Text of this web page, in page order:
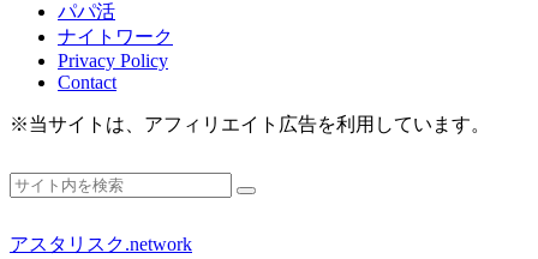
パパ活
ナイトワーク
Privacy Policy
Contact
※当サイトは、アフィリエイト広告を利用しています。
アスタリスク.network